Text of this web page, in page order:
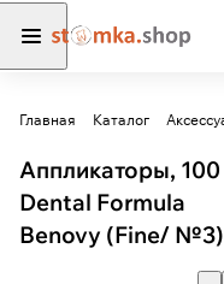
Главная Каталог
Аппликаторы, 100
Dental Formula
Benovy (Fine/ №3)